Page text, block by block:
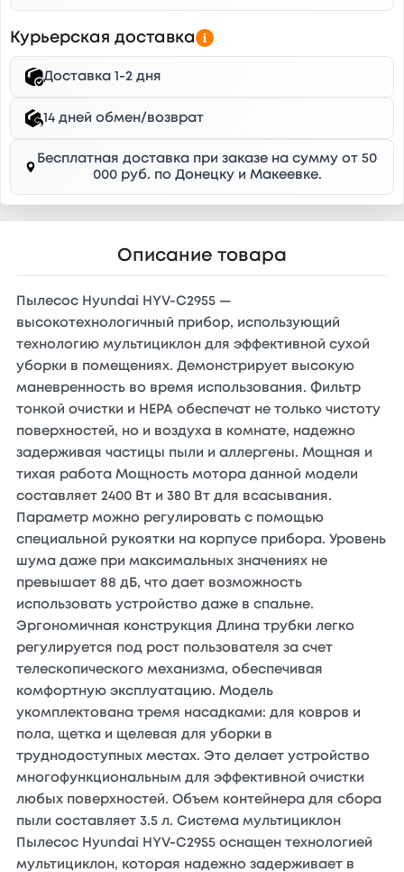
Курьерская доставка
Доставка 1-2 дня
14 дней обмен/возврат
Бесплатная доставка при заказе на сумму от 50
000 руб. по Донецку и Макеевке.
Описание товара
Пылесос Hyundai HYV-C2955 —
высокотехнологичный прибор, использующий
технологию мультициклон для эффективной сухой
уборки в помещениях. Демонстрирует высокую
маневренность во время использования. Фильтр
тонкой очистки и HEPA обеспечат не только чистоту
поверхностей, но и воздуха в комнате, надежно
задерживая частицы пыли и аллергены. Мощная и
тихая работа Мощность мотора данной модели
составляет 2400 Вт и 380 Вт для всасывания.
Параметр можно регулировать с помощью
специальной рукоятки на корпусе прибора. Уровень
шума даже при максимальных значениях не
превышает 88 дБ, что дает возможность
использовать устройство даже в спальне.
Эргономичная конструкция Длина трубки легко
регулируется под рост пользователя за счет
телескопического механизма, обеспечивая
комфортную эксплуатацию. Модель
укомплектована тремя насадками: для ковров и
пола, щетка и щелевая для уборки в
труднодоступных местах. Это делает устройство
многофункциональным для эффективной очистки
любых поверхностей. Объем контейнера для сбора
пыли составляет 3.5 л. Система мультициклон
Пылесос Hyundai HYV-C2955 оснащен технологией
мультициклон, которая надежно задерживает в